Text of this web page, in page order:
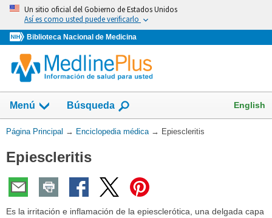
Omita
vaya
al
Contenido
Un sitio oficial del Gobierno de Estados Unidos
Así es como usted puede verificarlo
Biblioteca Nacional de Medicina
Menú Búsqueda English
Usted
aquí:
Página Principal → Enciclopedia médica → Epiescleritis
Epiescleritis
Es la irritación e inflamación de la epiesclerótica, una delgada capa